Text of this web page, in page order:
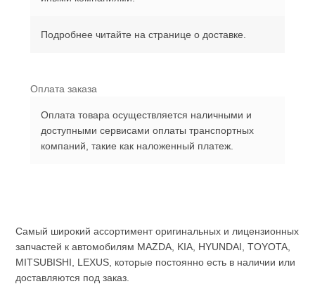
Подробнее читайте на странице о доставке.
Оплата заказа
Оплата товара осуществляется наличными и
доступными сервисами оплаты транспортных
компаний, такие как наложенный платеж.
Самый широкий ассортимент оригинальных и лицензионных
запчастей к автомобилям MAZDA, KIA, HYUNDAI, TOYOTA,
MITSUBISHI, LEXUS, которые постоянно есть в наличии или
доставляются под заказ.